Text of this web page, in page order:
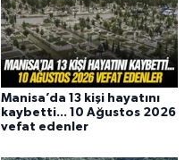
Manisa’da 13 kişi hayatını
kaybetti... 10 Ağustos 2026
vefat edenler